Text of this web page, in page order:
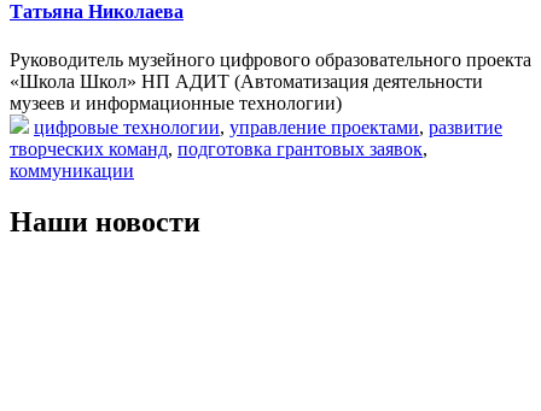
Татьяна Николаева
Руководитель музейного цифрового образовательного проекта
«Школа Школ» НП АДИТ (Автоматизация деятельности
музеев и информационные технологии)
цифровые технологии, управление проектами, развитие
творческих команд, подготовка грантовых заявок,
коммуникации
Наши новости